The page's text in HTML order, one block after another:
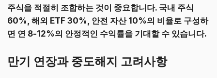
주식을 적절히 조합하는 것이 중요합니다. 국내 주식
60%, 해외 ETF 30%, 안전 자산 10%의 비율로 구성하
면 연 8-12%의 안정적인 수익률을 기대할 수 있습니다.
만기 연장과 중도해지 고려사항